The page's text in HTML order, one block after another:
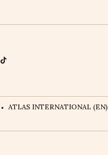
ATLAS INTERNATIONAL (EN)